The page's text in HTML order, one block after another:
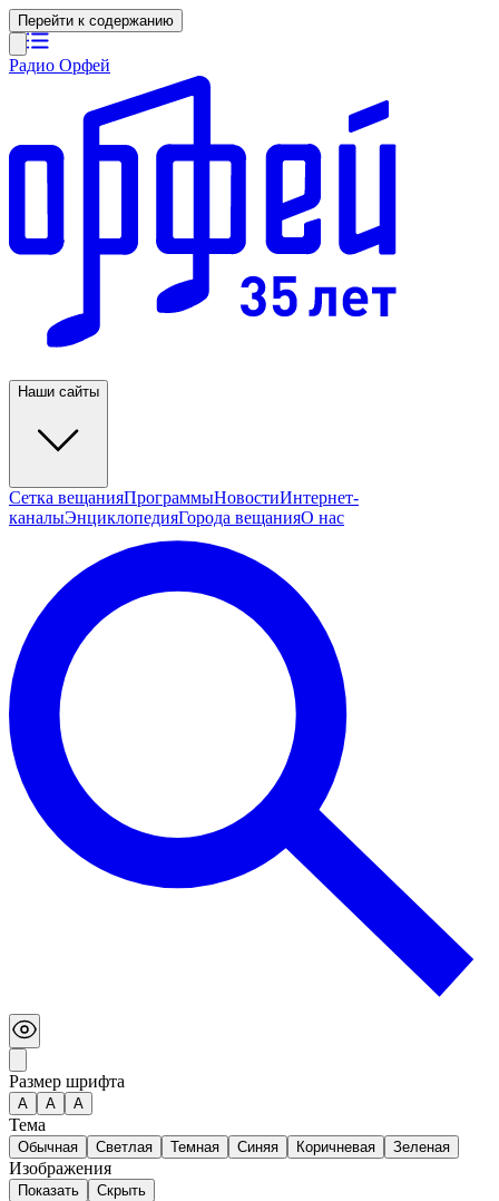
Перейти к содержанию
Радио Орфей
Наши сайты
Сетка вещанияПрограммыНовостиИнтернет-
каналыЭнциклопедияГорода вещанияО нас
Размер шрифта
А A A
Тема
Обычная Светлая Темная Синяя Коричневая Зеленая
Изображения
Показать Скрыть